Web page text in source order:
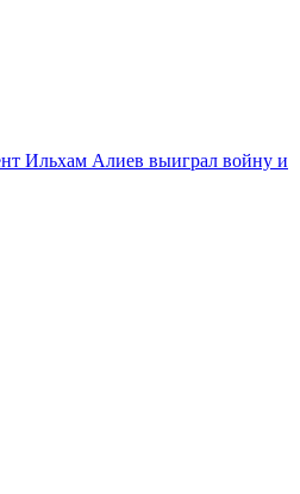
Ильхам Алиев выиграл войну и